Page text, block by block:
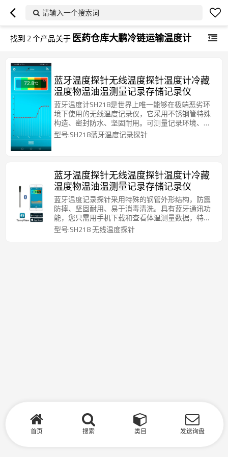
请输入一个搜索词
找到 2个产品关于 医药仓库大鹏冷链运输温度计
蓝牙温度探针无线温度探针温度计冷藏
温度物温油温测量记录存储记录仪
蓝牙温度计SH218是世界上唯一能够在极端恶劣环
境下使用的无线温度记录仪，它采用不锈钢管特殊
构造、密封防水、坚固耐用。可测量记录环境、物
体和液体的温度，它广泛用于冷链仓储、医药试
验、厨房烹饪、工农业生产、科学研究等领域
型号:SH218蓝牙温度记录探针
蓝牙温度探针无线温度探针温度计冷藏
温度物温油温测量记录存储记录仪
蓝牙温度记录探针采用特殊的钢管外形结构，防震
防摔、坚固耐用、易于消毒清洗。具有蓝牙通讯功
能，您只需用手机下载和查看体温测量数据，特别
适用于动物的体温测量。
型号:SH218 无线温度探针
首页 搜索 类目 发送询盘